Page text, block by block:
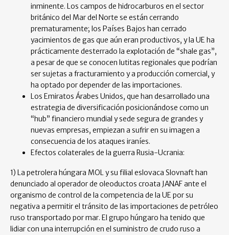
inminente. Los campos de hidrocarburos en el sector
británico del Mar del Norte se están cerrando
prematuramente; los Países Bajos han cerrado
yacimientos de gas que aún eran productivos, y la UE ha
prácticamente desterrado la explotación de “shale gas”,
a pesar de que se conocen lutitas regionales que podrían
ser sujetas a fracturamiento y a producción comercial, y
ha optado por depender de las importaciones.
Los Emiratos Árabes Unidos, que han desarrollado una
estrategia de diversificación posicionándose como un
“hub” financiero mundial y sede segura de grandes y
nuevas empresas, empiezan a sufrir en su imagen a
consecuencia de los ataques iraníes.
Efectos colaterales de la guerra Rusia-Ucrania:
1) La petrolera húngara MOL y su filial eslovaca Slovnaft han
denunciado al operador de oleoductos croata JANAF ante el
organismo de control de la competencia de la UE por su
negativa a permitir el tránsito de las importaciones de petróleo
ruso transportado por mar. El grupo húngaro ha tenido que
lidiar con una interrupción en el suministro de crudo ruso a